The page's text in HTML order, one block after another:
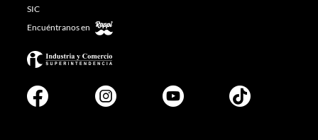
SIC
Encuéntranos en